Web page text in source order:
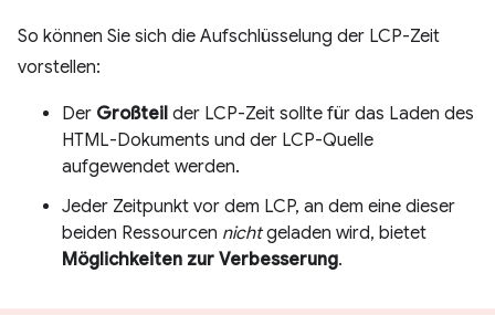
So können Sie sich die Aufschlüsselung der LCP-Zeit
vorstellen:
Der Großteil der LCP-Zeit sollte für das Laden des
HTML-Dokuments und der LCP-Quelle
aufgewendet werden.
Jeder Zeitpunkt vor dem LCP, an dem eine dieser
beiden Ressourcen nichtgeladen wird, bietet
Möglichkeiten zur Verbesserung.